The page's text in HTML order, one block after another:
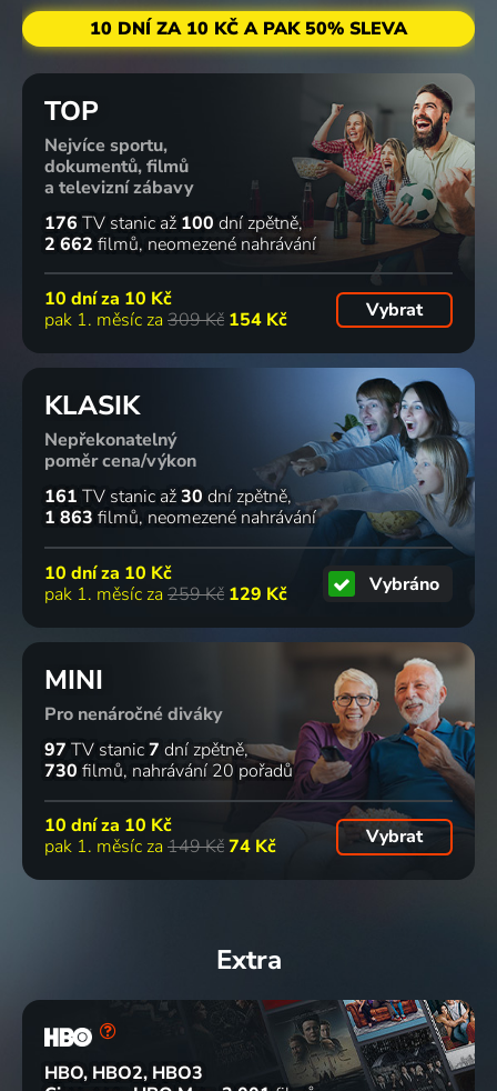
10 DNÍ ZA 10 KČ A PAK 50% SLEVA
TOP
Nejvíce sportu,
dokumentů, filmů
a televizní zábavy
176 TV stanic až 100 dní zpětně
2 662 filmů neomezené nahrávání
10 dní za 10 Kč
pak 1. měsíc za 309 Kč 154 Kč Vybrat
KLASIK
Nepřekonatelný
poměr cena/výkon
161 TV stanic až30 dní zpětně
1 863 filmů neomezené nahrávání
10 dní za 10 Kč
pak 1. měsíc za 259 Kč 129 Kč Vybráno
MINI
Pro nenáročné diváky
97 TV stanic7 dní zpětně
730 filmů nahrávání 20 pořadů
10 dní za 10 Kč
pak 1. měsíc za 149 Kč74 Kč Vybrat
Extra
HBO, HBO2, HBO3